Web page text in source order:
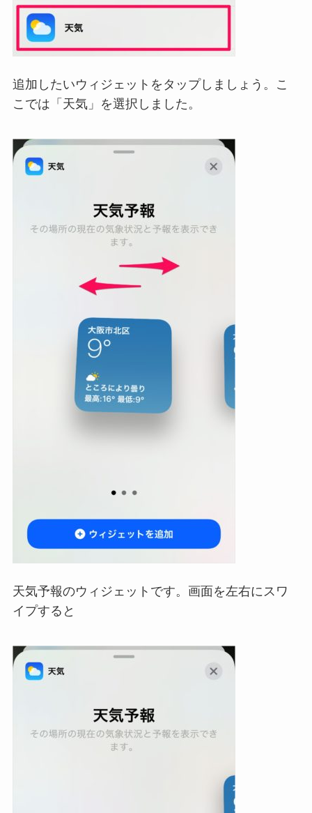
追加したいウィジェットをタップしましょう。こ
こでは「天気」を選択しました。
天気予報のウィジェットです。画面を左右にスワ
イプすると